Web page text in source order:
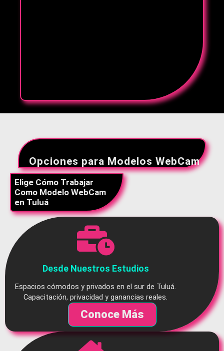
Opciones para Modelos WebCam
Elige Cómo Trabajar
Como Modelo WebCam
en Tuluá
Desde Nuestros Estudios
Espacios cómodos y privados en el sur de Tuluá.
Capacitación, privacidad y ganancias reales.
Conoce Más